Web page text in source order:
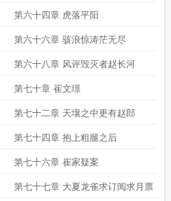
第六十四章 虎落平阳
第六十六章 骇浪惊涛茫无尽
第六十八章 风评毁灭者赵长河
第七十章 崔文璟
第七十二章 天壤之中更有赵郎
第七十四章 抱上粗腿之后
第七十六章 崔家疑案
第七十七章 大夏龙雀求订阅求月票